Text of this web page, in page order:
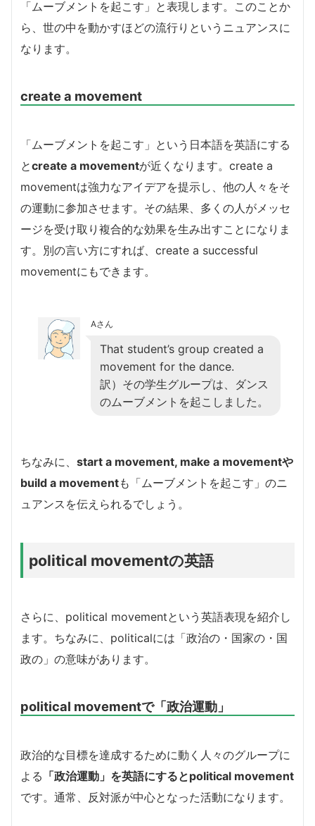
「ムーブメントを起こす」と表現します。このことか
ら、世の中を動かすほどの流行りというニュアンスに
なります。
create a movement
「ムーブメントを起こす」という日本語を英語にする
とcreate a movementが近くなります。create a
movementは強力なアイデアを提示し、他の人々をそ
の運動に参加させます。その結果、多くの人がメッセ
ージを受け取り複合的な効果を生み出すことになりま
す。別の言い方にすれば、create a successful
movementにもできます。
Aさん
That student’s group created a
movement for the dance.
訳）その学生グループは、ダンス
のムーブメントを起こしました。
ちなみに、 start a movement, make a movementや
build a movementも「ムーブメントを起こす」のニ
ュアンスを伝えられるでしょう。
political movementの英語
さらに、political movementという英語表現を紹介し
ます。ちなみに、politicalには「政治の・国家の・国
政の」の意味があります。
political movementで「政治運動」
政治的な目標を達成するために動く人々のグループに
よる 「政治運動」を英語にするとpolitical movement
です。通常、反対派が中心となった活動になります。